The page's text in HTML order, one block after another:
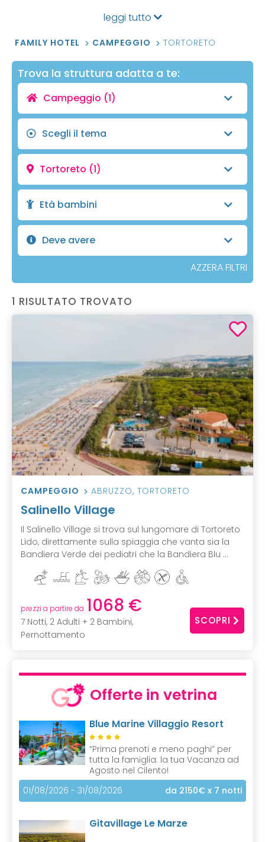
leggi tutto
FAMILY HOTEL CAMPEGGIO TORTORETO
Trova la struttura adatta a te:
Campeggio (1)
Scegli il tema
Tortoreto (1)
Età bambini
Deve avere
AZZERA FILTRI
1 RISULTATO TROVATO
CAMPEGGIO ABRUZZO, TORTORETO
Salinello Village
Il Salinello Village si trova sul lungomare di Tortoreto
Lido, direttamente sulla spiaggia che vanta sia la
Bandiera Verde dei pediatri che la Bandiera Blu ...
prezzi a partire da 1068 €
7 Notti, 2 Adulti + 2 Bambini,
Pernottamento
SCOPRI
Offerte in vetrina
Blue Marine Villaggio Resort
“Prima prenoti e meno paghi” per
tutta la famiglia: la tua Vacanza ad
Agosto nel Cilento!
01/08/2026 - 31/08/2026
da 2150€ x 7 notti
Gitavillage Le Marze